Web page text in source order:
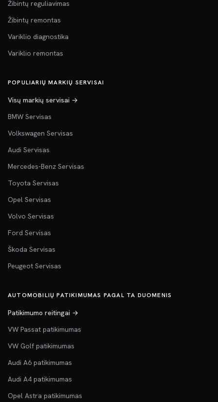
Žibintų reguliavimas
Žibintų remontas
Variklio diagnostika
Variklio remontas
POPULIARIŲ MARKIŲ SERVISAI
Visų markių servisai →
BMW Servisas
Volkswagen Servisas
Audi Servisas
Mercedes-Benz Servisas
Toyota Servisas
Opel Servisas
Volvo Servisas
Ford Servisas
Škoda Servisas
Peugeot Servisas
AUTOMOBILIŲ PATIKIMUMAS PAGAL TA DUOMENIS
Patikimumo reitingai →
VW Passat patikimumas
VW Golf patikimumas
Audi A6 patikimumas
Audi A4 patikimumas
Opel Astra patikimumas